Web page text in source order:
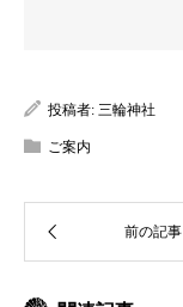
投稿者: 三輪神社
ご案内